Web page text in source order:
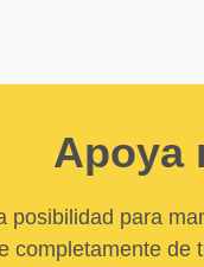
Apoya
posibilidad para
completamente de